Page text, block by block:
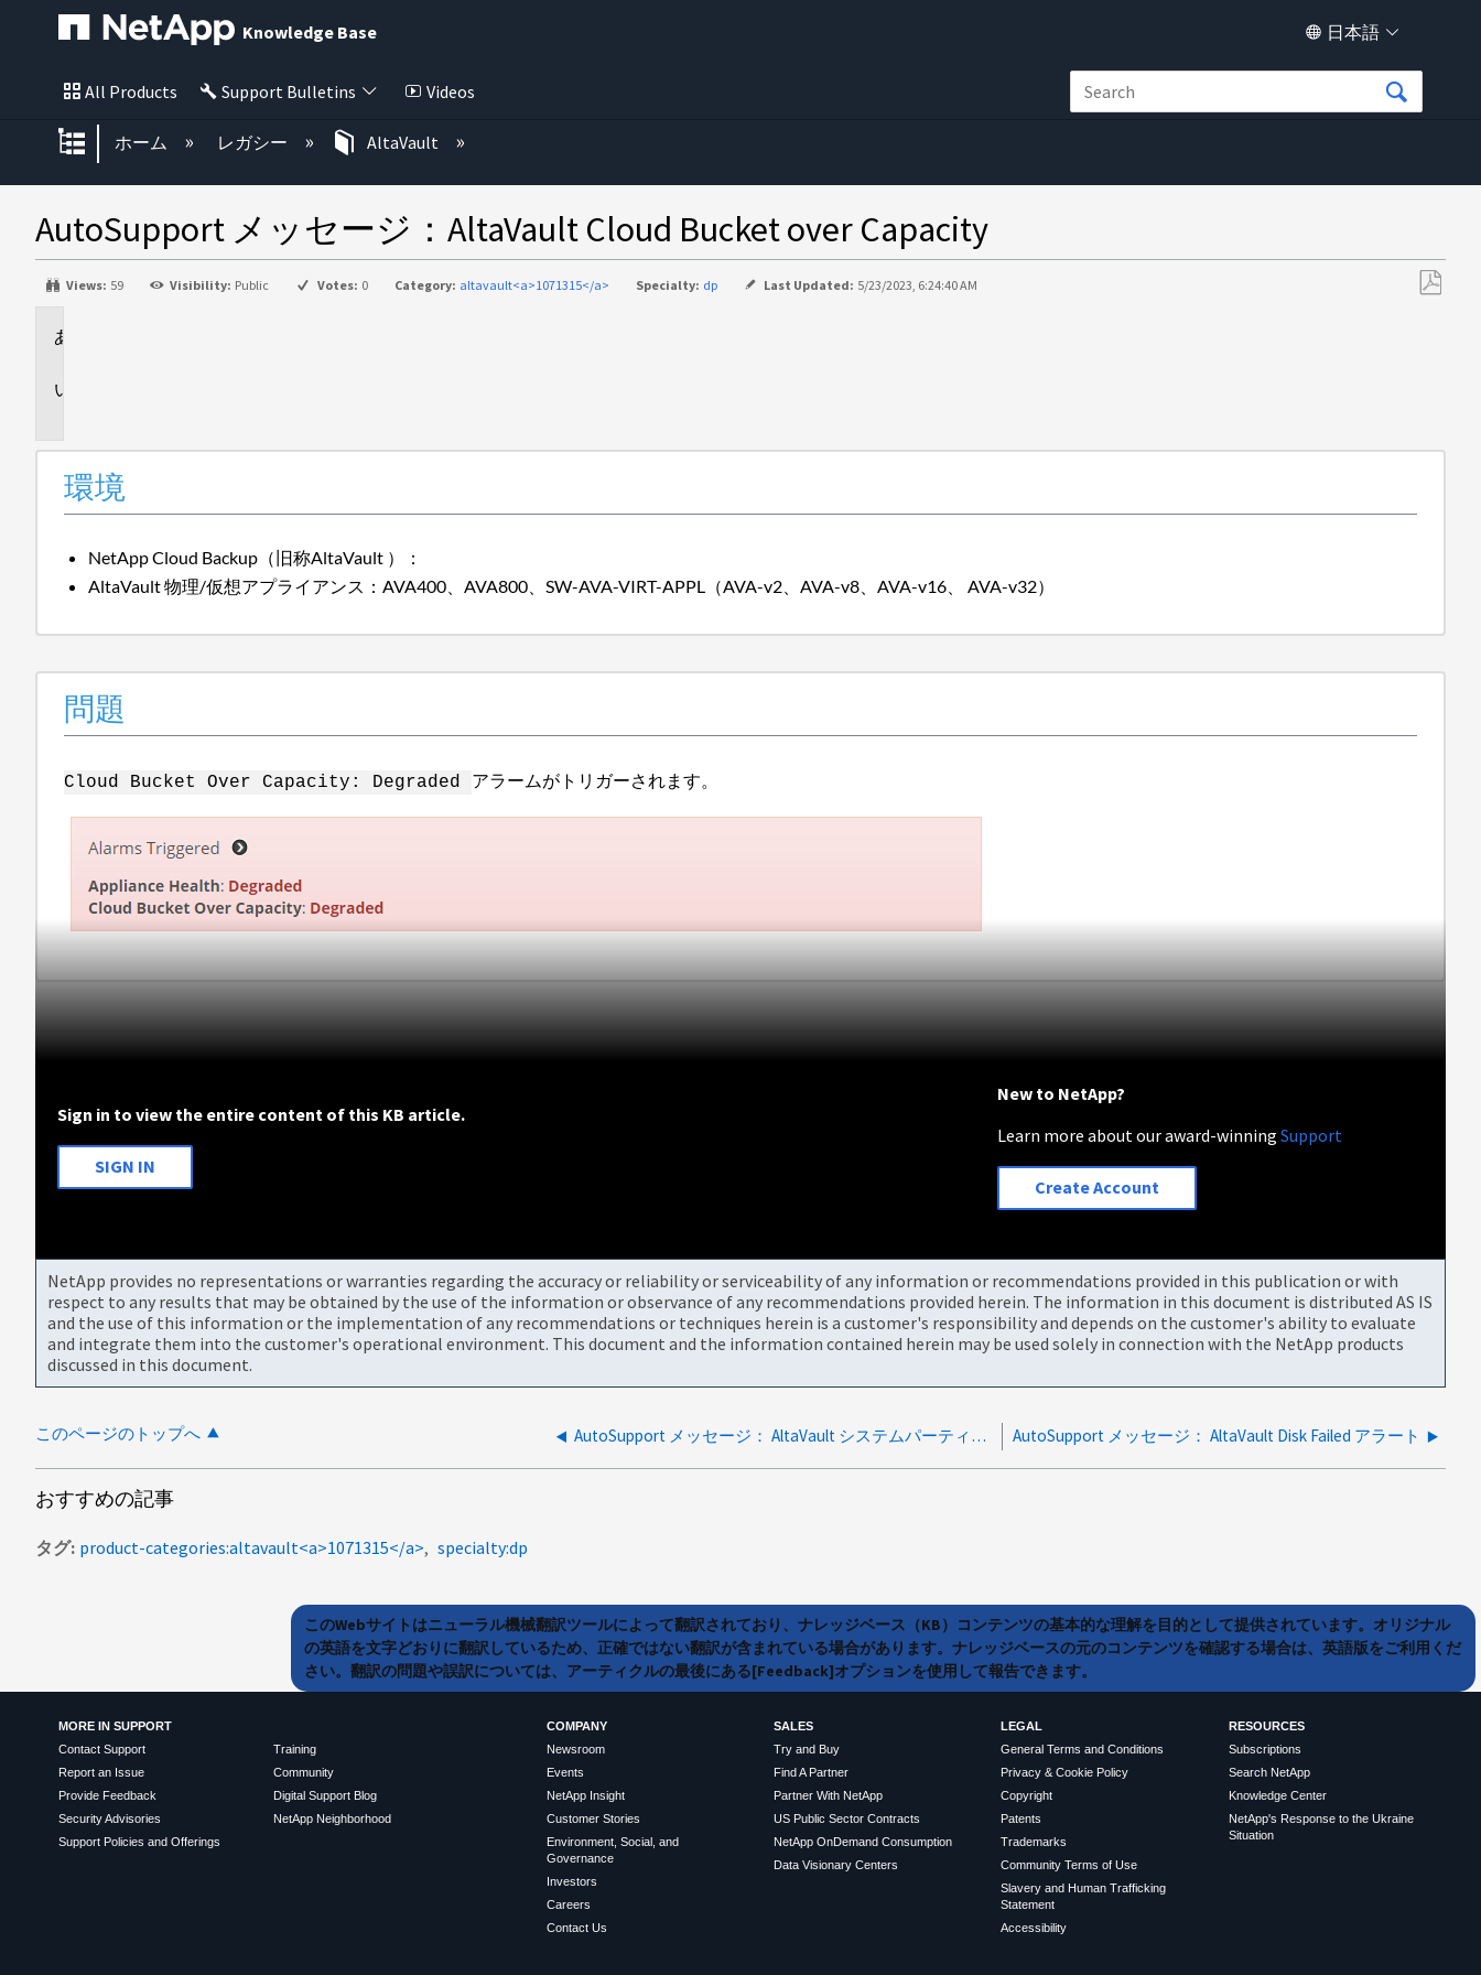
Knowledge Base 日本語
All Products Support Bulletins Videos
グローバル階層を展開/折りたたむ
ホーム レガシー AltaVault
AutoSupport メッセージ：AltaVault Cloud Bucket over Capacity
Views: 59 Visibility: Public Votes: 0 Category: altavault<a>1071315</a> Specialty: dp Last Updated: 5/23/2023, 6:24:40 AM
環境
NetApp Cloud Backup（旧称AltaVault ）：
AltaVault 物理/仮想アプライアンス：AVA400、AVA800、SW-AVA-VIRT-APPL（AVA-v2、AVA-v8、AVA-v16、 AVA-v32）
問題
Cloud Bucket Over Capacity: Degraded アラームがトリガーされます。
Sign in to view the entire content of this KB article.
SIGN IN
New to NetApp?
Learn more about our award-winningSupport
Create Account
NetApp provides no representations or warranties regarding the accuracy or reliability or serviceability of any information or recommendations provided in this publication or with
respect to any results that may be obtained by the use of the information or observance of any recommendations provided herein. The information in this document is distributed AS IS
and the use of this information or the implementation of any recommendations or techniques herein is a customer's responsibility and depends on the customer's ability to evaluate
and integrate them into the customer's operational environment. This document and the information contained herein may be used solely in connection with the NetApp products
discussed in this document.
このページのトップへ AutoSupport メッセージ： AltaVault システムパーティションがいっぱいです AutoSupport メッセージ： AltaVault Disk Failed アラート
おすすめの記事
タグ product-categories:altavault<a>1071315</a> specialty:dp
このWebサイトはニューラル機械翻訳ツールによって翻訳されており、ナレッジベース（KB）コンテンツの基本的な理解を目的として提供されています。オリジナル
の英語を文字どおりに翻訳しているため、正確ではない翻訳が含まれている場合があります。ナレッジベースの元のコンテンツを確認する場合は、英語版をご利用くだ
さい。翻訳の問題や誤訳については、アーティクルの最後にある[Feedback]オプションを使用して報告できます。
MORE IN SUPPORT
Contact Support
Report an Issue
Provide Feedback
Security Advisories
Support Policies and Offerings
Training
Community
Digital Support Blog
NetApp Neighborhood
COMPANY
Newsroom
Events
NetApp Insight
Customer Stories
Environment, Social, and
Governance
Investors
Careers
Contact Us
SALES
Try and Buy
Find A Partner
Partner With NetApp
US Public Sector Contracts
NetApp OnDemand Consumption
Data Visionary Centers
LEGAL
General Terms and Conditions
Privacy & Cookie Policy
Copyright
Patents
Trademarks
Community Terms of Use
Slavery and Human Trafficking
Statement
Accessibility
RESOURCES
Subscriptions
Search NetApp
Knowledge Center
NetApp's Response to the Ukraine
Situation